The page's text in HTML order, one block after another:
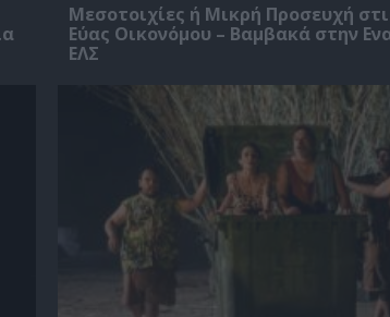
Μεσοτοιχίες ή Μικρή Προσευχή
Εύας Οικονόμου – Βαμβακά στην
ΕΛΣ